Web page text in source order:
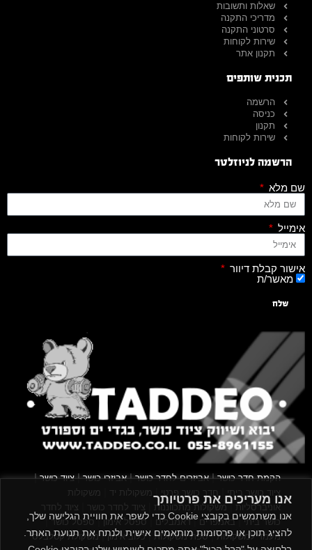
אנו מעריכים את פרטיותך
אנו משתמשים בקובצי Cookie כדי לשפר את חוויית הגלישה שלך,
להציג תוכן או פרסומות מותאמים אישית ולנתח את תנועת האתר.
שאלות ותשובות
מדריכי התקנה
סרטוני התקנה
שירות לקוחות
תקנון אתר
תכנית שותפים
הרשמה
כניסה
תקנון
שירות לקוחות
הרשמה לניוזלטר
שם מלא
אימייל
אישור קבלת דיוור
מאשר/ת
שלח
הקמת חדר כושר|אביזרים לחדר כושר|אביזרי כושר|ציוד כושר|
ציוד כושר ביתי חדר כושר פרטי משקולות יד
משקולות
אוניברסליות |משקולות מתכווננות ציוד לחדר כושר
ציוד לחדר
כושר ביתי|באמפרים |דאמבלים |ספסל אימון | ספסל כושר|
מעמד למשקולות|ספת משקולות |כלוב אימון|משקולת קטלבלס